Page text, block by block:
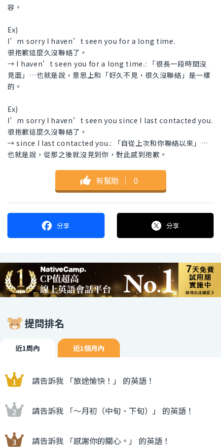
容。
Ex)
I’m sorry I haven’t seen you for a long time.
很抱歉這麼久沒聯絡了。
→ I haven’t seen you for a long time.: 「很長一段時間沒
見面」…也就是說，意思上和「好久不見，很久沒聯絡」是一樣
的。
Ex)
I’m sorry I haven’t seen you since I last contacted you.
很抱歉這麼久沒聯絡了。
→ since I last contacted you.: 「自從上次和你聯絡以來」…
也就是說，從那之後就沒見到你，對此感到抱歉。
有幫助 ｜ 0
分享 分享
提問排名
近1周內 近1個月內
請告訴我 「旅途愉快！」 的英語！
請告訴我 「〜月初（中旬、下旬）」 的英語！
請告訴我 「感謝你的關心。」 的英語！